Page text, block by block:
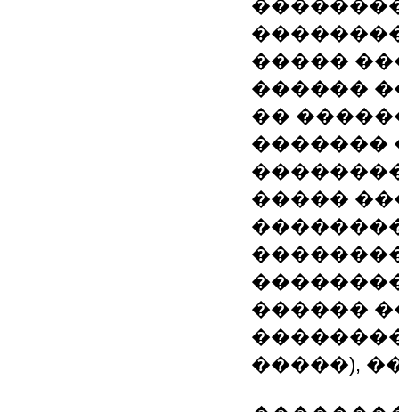
�����
������
��
�������
�����
������
�����),